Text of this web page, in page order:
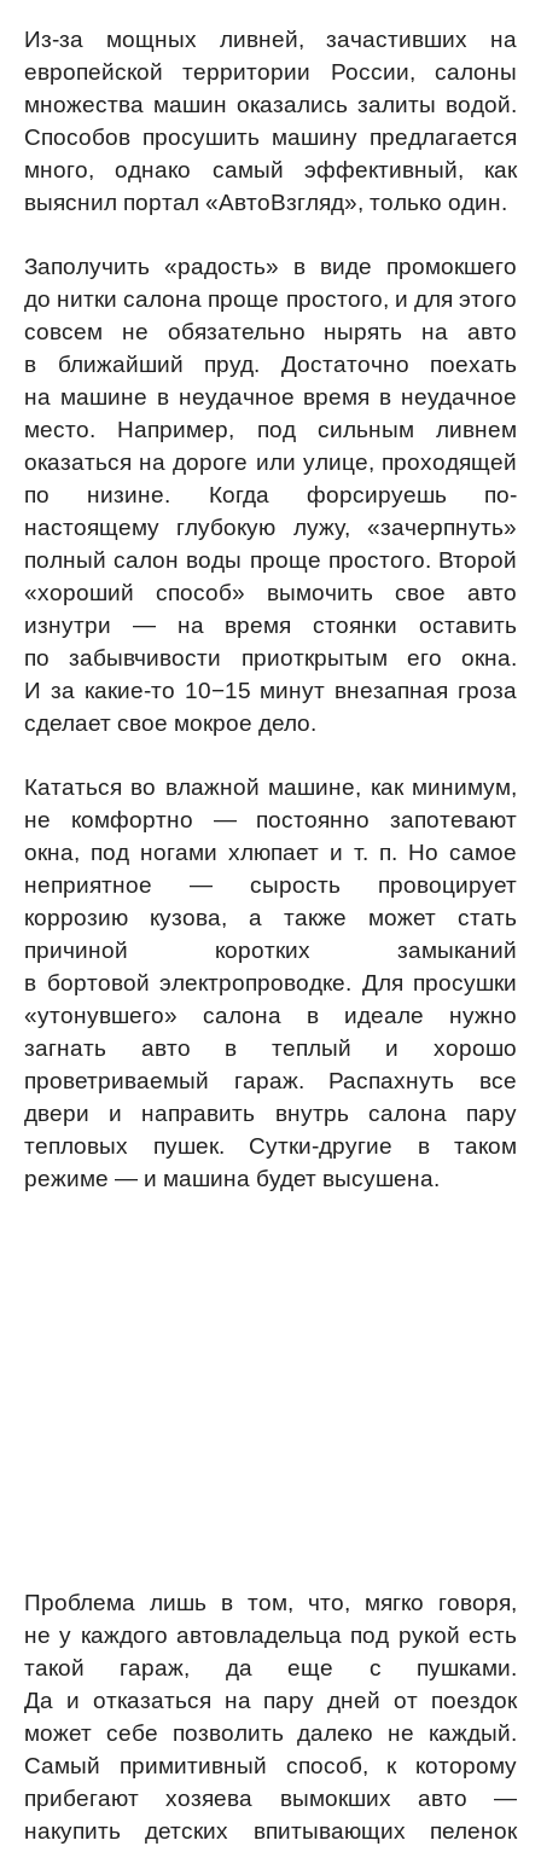
Из-за мощных ливней, зачастивших на
европейской территории России, салоны
множества машин оказались залиты водой.
Способов просушить машину предлагается
много, однако самый эффективный, как
выяснил портал «АвтоВзгляд», только один.
Заполучить «радость» в виде промокшего
до нитки салона проще простого, и для этого
совсем не обязательно нырять на авто
в ближайший пруд. Достаточно поехать
на машине в неудачное время в неудачное
место. Например, под сильным ливнем
оказаться на дороге или улице, проходящей
по низине. Когда форсируешь по-
настоящему глубокую лужу, «зачерпнуть»
полный салон воды проще простого. Второй
«хороший способ» вымочить свое авто
изнутри — на время стоянки оставить
по забывчивости приоткрытым его окна.
И за какие-то 10−15 минут внезапная гроза
сделает свое мокрое дело.
Кататься во влажной машине, как минимум,
не комфортно — постоянно запотевают
окна, под ногами хлюпает и т. п. Но самое
неприятное — сырость провоцирует
коррозию кузова, а также может стать
причиной коротких замыканий
в бортовой электропроводке. Для просушки
«утонувшего» салона в идеале нужно
загнать авто в теплый и хорошо
проветриваемый гараж. Распахнуть все
двери и направить внутрь салона пару
тепловых пушек. Сутки-другие в таком
режиме — и машина будет высушена.
Проблема лишь в том, что, мягко говоря,
не у каждого автовладельца под рукой есть
такой гараж, да еще с пушками.
Да и отказаться на пару дней от поездок
может себе позволить далеко не каждый.
Самый примитивный способ, к которому
прибегают хозяева вымокших авто —
накупить детских впитывающих пеленок